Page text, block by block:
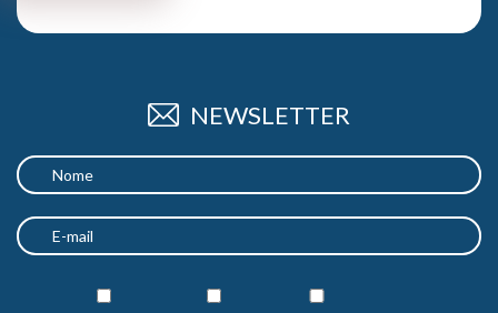
NEWSLETTER